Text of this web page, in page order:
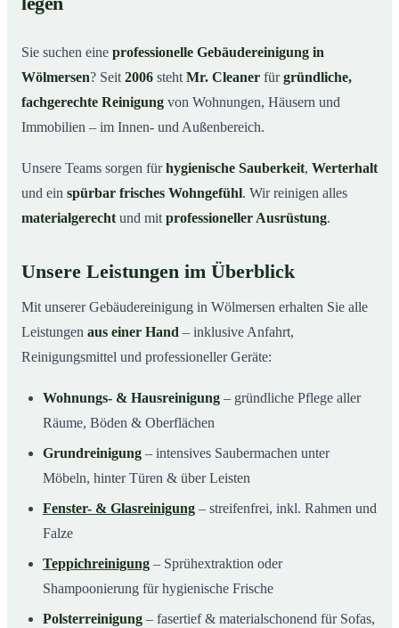
04So läuft die Gebäudereinigung ab
Typische Anlässe für eine Gebäudereinigung
Gebäudereinigung in Wölmersen – Profis im Einsatz
Sie suchen eine professionelle Gebäudereinigung in
Wölmersen? Seit 2006 steht Mr. Cleaner fürgründliche,
fachgerechte Reinigung von Wohnungen, Häusern und
Immobilien – im Innen- und Außenbereich.
Unsere Teams sorgen fürhygienische Sauberkeit, Werterhalt
und ein spürbar frisches Wohngefühl. Wir reinigen alles
materialgerecht und mit professioneller Ausrüstung.
Unsere Leistungen im Überblick
Mit unserer Gebäudereinigung in Wölmersen erhalten Sie alle
Leistungen aus einer Hand – inklusive Anfahrt,
Reinigungsmittel und professioneller Geräte:
Wohnungs- & Hausreinigung – gründliche Pflege aller
Räume, Böden & Oberflächen
Grundreinigung – intensives Saubermachen unter
Möbeln, hinter Türen & über Leisten
Fenster- & Glasreinigung – streifenfrei, inkl. Rahmen und
Falze
Teppichreinigung – Sprühextraktion oder
Shampoonierung für hygienische Frische
Polsterreinigung – fasertief & materialschonend für Sofas,